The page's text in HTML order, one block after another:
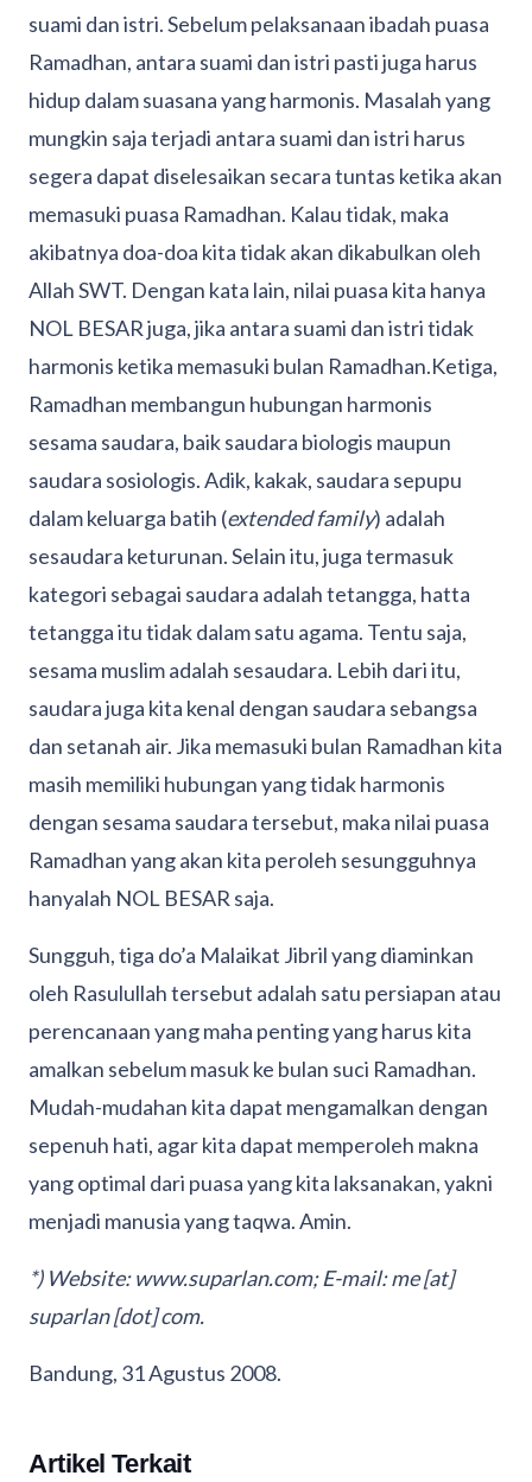
suami dan istri. Sebelum pelaksanaan ibadah puasa
Ramadhan, antara suami dan istri pasti juga harus
hidup dalam suasana yang harmonis. Masalah yang
mungkin saja terjadi antara suami dan istri harus
segera dapat diselesaikan secara tuntas ketika akan
memasuki puasa Ramadhan. Kalau tidak, maka
akibatnya doa-doa kita tidak akan dikabulkan oleh
Allah SWT. Dengan kata lain, nilai puasa kita hanya
NOL BESAR juga, jika antara suami dan istri tidak
harmonis ketika memasuki bulan Ramadhan.Ketiga,
Ramadhan membangun hubungan harmonis
sesama saudara, baik saudara biologis maupun
saudara sosiologis. Adik, kakak, saudara sepupu
dalam keluarga batih (extended family) adalah
sesaudara keturunan. Selain itu, juga termasuk
kategori sebagai saudara adalah tetangga, hatta
tetangga itu tidak dalam satu agama. Tentu saja,
sesama muslim adalah sesaudara. Lebih dari itu,
saudara juga kita kenal dengan saudara sebangsa
dan setanah air. Jika memasuki bulan Ramadhan kita
masih memiliki hubungan yang tidak harmonis
dengan sesama saudara tersebut, maka nilai puasa
Ramadhan yang akan kita peroleh sesungguhnya
hanyalah NOL BESAR saja.
Sungguh, tiga do’a Malaikat Jibril yang diaminkan
oleh Rasulullah tersebut adalah satu persiapan atau
perencanaan yang maha penting yang harus kita
amalkan sebelum masuk ke bulan suci Ramadhan.
Mudah-mudahan kita dapat mengamalkan dengan
sepenuh hati, agar kita dapat memperoleh makna
yang optimal dari puasa yang kita laksanakan, yakni
menjadi manusia yang taqwa. Amin.
*) Website: www.suparlan.com; E-mail: me [at]
suparlan [dot] com.
Bandung, 31 Agustus 2008.
Artikel Terkait